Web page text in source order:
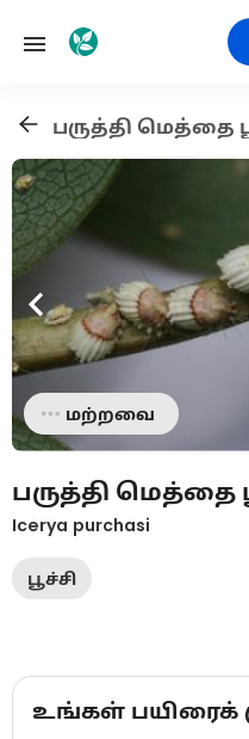
பருத்தி மெத்தை
மற்றவை
பருத்தி மெத்தை
Icerya purchasi
பூச்சி
உங்கள் பயிரைக்